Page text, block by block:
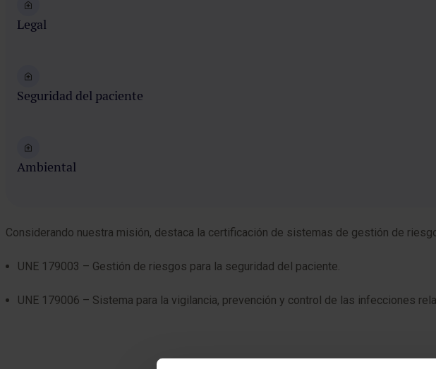
Legal
Seguridad del paciente
Ambiental
Considerando nuestra misión, destaca la certificación de sistemas de gestión de
UNE 179003 – Gestión de riesgos para la seguridad del paciente.
UNE 179006 – Sistema para la vigilancia, prevención y control de las infecciones